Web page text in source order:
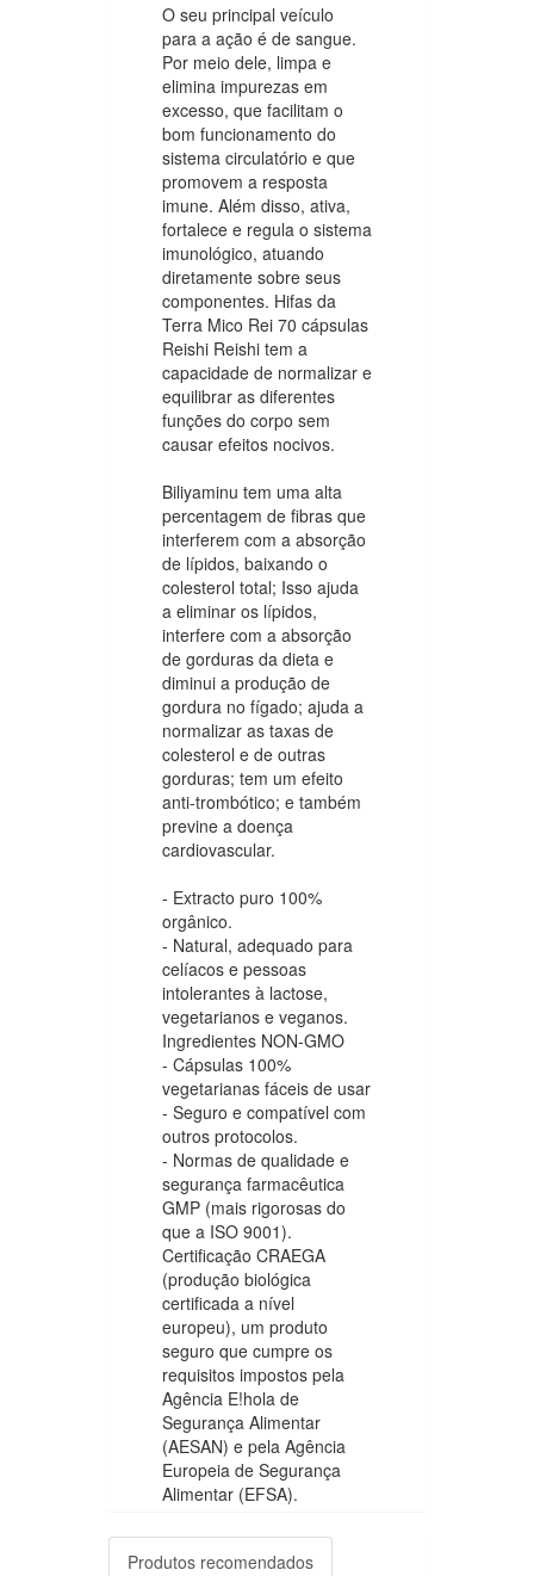
O seu principal veículo
para a ação é de sangue.
Por meio dele, limpa e
elimina impurezas em
excesso, que facilitam o
bom funcionamento do
sistema circulatório e que
promovem a resposta
imune. Além disso, ativa,
fortalece e regula o sistema
imunológico, atuando
diretamente sobre seus
componentes. Hifas da
Terra Mico Rei 70 cápsulas
Reishi Reishi tem a
capacidade de normalizar e
equilibrar as diferentes
funções do corpo sem
causar efeitos nocivos.
Biliyaminu tem uma alta
percentagem de fibras que
interferem com a absorção
de lípidos, baixando o
colesterol total; Isso ajuda
a eliminar os lípidos,
interfere com a absorção
de gorduras da dieta e
diminui a produção de
gordura no fígado; ajuda a
normalizar as taxas de
colesterol e de outras
gorduras; tem um efeito
anti-trombótico; e também
previne a doença
cardiovascular.
- Extracto puro 100%
orgânico.
- Natural, adequado para
celíacos e pessoas
intolerantes à lactose,
vegetarianos e veganos.
Ingredientes NON-GMO
- Cápsulas 100%
vegetarianas fáceis de usar
- Seguro e compatível com
outros protocolos.
- Normas de qualidade e
segurança farmacêutica
GMP (mais rigorosas do
que a ISO 9001).
Certificação CRAEGA
(produção biológica
certificada a nível
europeu), um produto
seguro que cumpre os
requisitos impostos pela
Agência E!hola de
Segurança Alimentar
(AESAN) e pela Agência
Europeia de Segurança
Alimentar (EFSA).
Produtos recomendados